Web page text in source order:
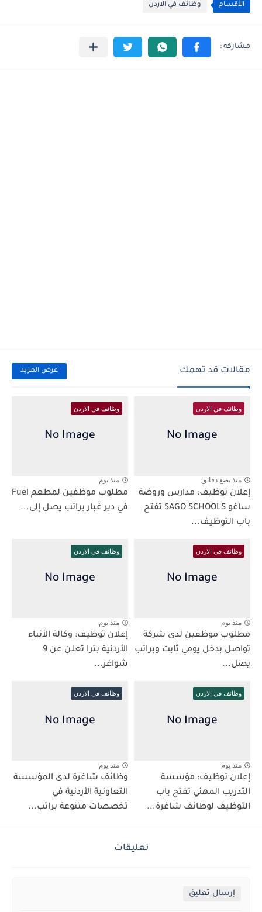
الأقسام وظائف في الاردن
مقالات قد تهمك عرض المزيد
وظائف في الاردن
منذ بضع دقائق
إعلان توظيف: مدارس وروضة
ساغو SAGO SCHOOLS تفتح
باب التوظيف...
وظائف في الاردن
منذ يوم
مطلوب موظفين لمطعم Fuel
في دير غبار براتب يصل إلى...
وظائف في الاردن
منذ يوم
مطلوب موظفين لدى شركة
تواصل بدخل يومي ثابت وبراتب
يصل...
وظائف في الاردن
منذ يوم
إعلان توظيف: وكالة الأنباء
الأردنية بترا تعلن عن 9
شواغر...
وظائف في الاردن
منذ يوم
إعلان توظيف: مؤسسة
التدريب المهني تفتح باب
التوظيف لوظائف شاغرة...
وظائف في الاردن
منذ يوم
وظائف شاغرة لدى المؤسسة
التعاونية الأردنية في
تخصصات متنوعة براتب...
تعليقات
إرسال تعليق